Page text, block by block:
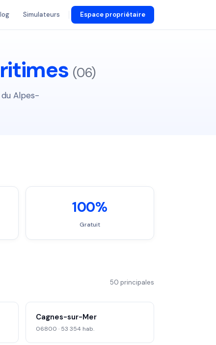
Simulateurs Espace propriétaire
(06)
Alpes-
100%
Gratuit
50 principales
Cagnes-sur-Mer
06800 · 53 354 hab.